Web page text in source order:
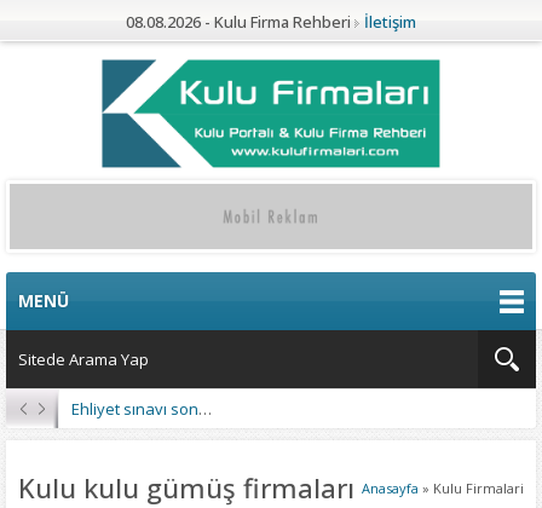
08.08.2026 - Kulu Firma Rehberi İletişim
MENÜ
Ehliyet sınavı sonuçları açıklandı
Anasayfa » Kulu Firmalari
Kulu kulu gümüş firmaları